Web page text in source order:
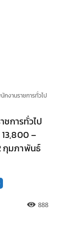
งานราชการทั่วไป
การทั่วไป
–
กุมภาพันธ์
888